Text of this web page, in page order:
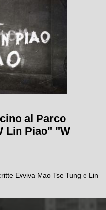
al Parco
Lin Piao" "W
Evviva Mao Tse Tung e Lin